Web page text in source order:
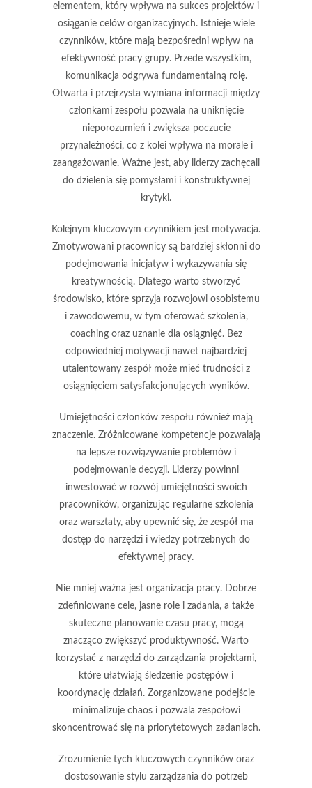
elementem, który wpływa na sukces projektów i
osiąganie celów organizacyjnych. Istnieje wiele
czynników, które mają bezpośredni wpływ na
efektywność pracy grupy. Przede wszystkim,
komunikacja odgrywa fundamentalną rolę.
Otwarta i przejrzysta wymiana informacji między
członkami zespołu pozwala na uniknięcie
nieporozumień i zwiększa poczucie
przynależności, co z kolei wpływa na morale i
zaangażowanie. Ważne jest, aby liderzy zachęcali
do dzielenia się pomysłami i konstruktywnej
krytyki.
Kolejnym kluczowym czynnikiem jest motywacja.
Zmotywowani pracownicy są bardziej skłonni do
podejmowania inicjatyw i wykazywania się
kreatywnością. Dlatego warto stworzyć
środowisko, które sprzyja rozwojowi osobistemu
i zawodowemu, w tym oferować szkolenia,
coaching oraz uznanie dla osiągnięć. Bez
odpowiedniej motywacji nawet najbardziej
utalentowany zespół może mieć trudności z
osiągnięciem satysfakcjonujących wyników.
Umiejętności członków zespołu również mają
znaczenie. Zróżnicowane kompetencje pozwalają
na lepsze rozwiązywanie problemów i
podejmowanie decyzji. Liderzy powinni
inwestować w rozwój umiejętności swoich
pracowników, organizując regularne szkolenia
oraz warsztaty, aby upewnić się, że zespół ma
dostęp do narzędzi i wiedzy potrzebnych do
efektywnej pracy.
Nie mniej ważna jest organizacja pracy. Dobrze
zdefiniowane cele, jasne role i zadania, a także
skuteczne planowanie czasu pracy, mogą
znacząco zwiększyć produktywność. Warto
korzystać z narzędzi do zarządzania projektami,
które ułatwiają śledzenie postępów i
koordynację działań. Zorganizowane podejście
minimalizuje chaos i pozwala zespołowi
skoncentrować się na priorytetowych zadaniach.
Zrozumienie tych kluczowych czynników oraz
dostosowanie stylu zarządzania do potrzeb